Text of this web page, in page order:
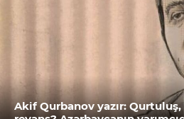
Akif Qurbanov yazır: